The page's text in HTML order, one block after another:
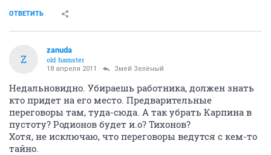
ОТВЕТИТЬ
Z
zanuda
old hamster
18 апреля 2011 Змей Зелёный
Недальновидно. Убираешь работника, должен знать
кто придет на его место. Предварительные
переговоры там, туда-сюда. А так убрать Карпина в
пустоту? Родионов будет и.о? Тихонов?
Хотя, не исключаю, что переговоры ведутся с кем-то
тайно.